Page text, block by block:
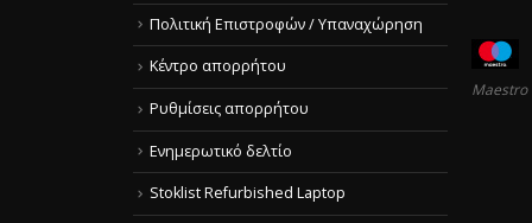
Πολιτική Επιστροφών / Υπαναχώρηση
Κέντρο απορρήτου
Ρυθμίσεις απορρήτου
Ενημερωτικό δελτίο
Stoklist Refurbished Laptop
Maestro